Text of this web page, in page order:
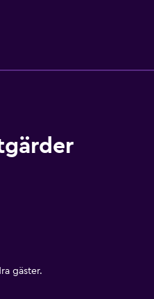
finns på området. Här finns
gäster.